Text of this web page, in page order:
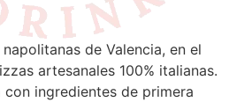
de Valencia, en el
artesanales 100% italianas.
ingredientes de primera